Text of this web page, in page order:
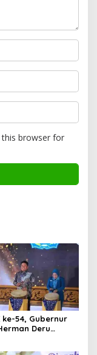
this browser for
ke-54, Gubernur
Deru